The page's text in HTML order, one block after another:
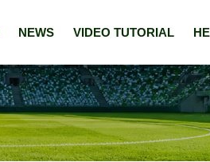
NEWS VIDEO TUTORIAL